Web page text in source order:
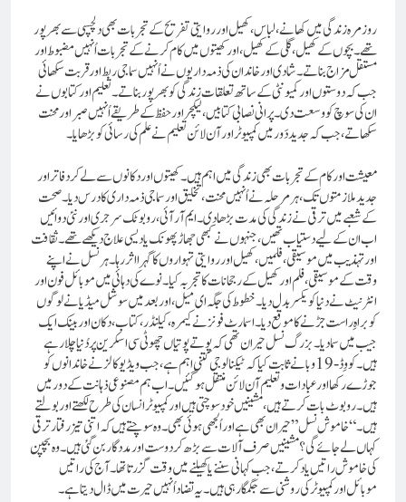
روزمرہ زندگی میں کھانے، لباس، کھیل اور روایتی تفریح کے تجربات بھی دلچسپی سے بھرپور
تھے۔ بچوں کے کھیل، گلی کے کھیل، اور کھیتوں میں کام کرنے کے تجربات اُنہیں مضبوط اور
مستقل مزاج بناتے۔ شادی اور خاندان کی ذمہ داریوں نے اُنہیں سماجی ربط اور قربت سکھائی
جب کہ دوستوں اور کمیونٹی کے ساتھ تعلقات زندگی کو بھرپور بناتے۔ تعلیم اور کتابوں نے
ان کی سوچ کو وسعت دی۔ پرانی نصابی کتابیں، لیکچر اور حفظ کے طریقے اُنہیں صبر اور محنت
سکھاتے، جب کہ جدید دَور میں کمپیوٹر اور آن لائن تعلیم نے علم کی رسائی کو بڑھایا۔
معیشت اور کام کے تجربات بھی زندگی میں اہم ہیں۔ کھیتوں اور دکانوں سے لے کر دفاتر اور
جدید ملازمتوں تک، ہر مرحلہ نے اُنہیں محنت، تخلیق اور سماجی ذمہ داری کا درس دیا۔ صحت
کے شعبے میں ترقی نے زندگی کی مدت بڑھا دی۔ ایم آر آئی، روبوٹک سرجری اور نئی دوائیں
اب ان کے لیے دستیاب تھیں، جنہوں نے کبھی جھاڑ پھونک یا دیسی علاج دیکھے تھے۔ ثقافت
اور تہذیب میں موسیقی، فلمیں، کھیل اور روایتی تہواروں کا گہرا اثر رہا۔ ہر نسل نے اپنے
وقت کے موسیقی، فلم اور کھیل کے رجحانات کا تجربہ کیا۔ نوے کی دہائی میں موبائل فون اور
انٹرنیٹ نے دنیا کو یکسر بدل دیا۔ خطوط کی جگہ ای میل، اور بعد میں سوشل میڈیا نے لوگوں
کو براہِ راست جڑنے کا موقع دیا۔ اسمارٹ فونز نے کیمرہ، کیلنڈر، کتاب، دکان اور بینک ایک
جیب میں سما دیا۔ بزرگ نسل حیران تھی کہ پوتے پوتیاں چھوٹی سی اسکرین پر دُنیا چلا رہے
ہیں۔ کووِڈ-19 وبا نے ثابت کیا کہ ٹیکنالوجی کتنی اہم ہے، جب ویڈیو کالز نے خاندانوں کو
جوڑے رکھا اور عبادات و تعلیم آن لائن منتقل ہو گئیں۔ اب ہم مصنوعی ذہانت کے دور میں
ہیں۔ روبوٹ بات کرتے ہیں، مشینیں خود سوچتی ہیں اور کمپیوٹر انسان کی طرح لکھتے اور بولتے
ہیں۔ “خاموش نسل” حیران بھی ہے اور اُلجھی ہوئی بھی۔ وہ سوچتے ہیں کہ اتنی تیز رفتار ترقی
کہاں لے جائے گی؟ مشینیں صرف آلات سے بڑھ کر دوست اور مددگار بن گئی ہیں۔ وہ بچپن
کی خاموش راتیں یاد کرتے، جب کہانی سننے یا کھیلنے میں وقت گزرتا تھا۔ آج کی راتیں
موبائل اور کمپیوٹر کی روشنی سے جگمگا رہی ہیں۔ یہ تضاد اُنہیں حیرت میں ڈال دیتا ہے۔